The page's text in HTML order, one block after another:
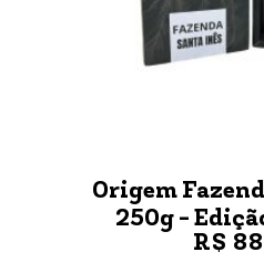
Origem
250g -
R$